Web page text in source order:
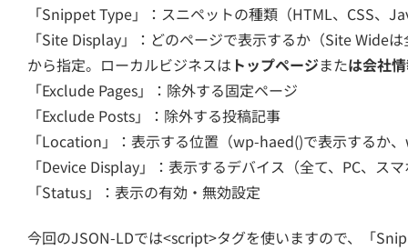
「Snippet Type」：スニペットの種類（HTML、CSS、
「Site Display」：どのページで表示するか（Site Wide
から指定。ローカルビジネスは トップページまたは会社
「Exclude Pages」：除外する固定ページ
「Exclude Posts」：除外する投稿記事
「Location」：表示する位置（wp-haed()で表示するか
「Device Display」：表示するデバイス（全て、PC、ス
「Status」：表示の有効・無効設定
今回のJSON-LDでは<script>タグを使いますので、「